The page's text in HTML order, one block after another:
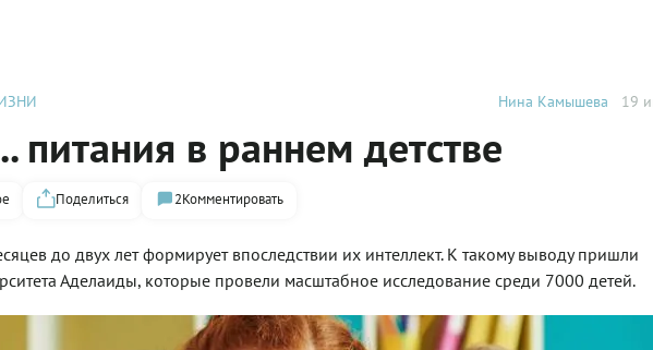
Нина Камышева 19
питания в раннем детстве
Поделиться 2Комментировать
до двух лет формирует впоследствии их интеллект. К такому выводу пришли
Аделаиды, которые провели масштабное исследование среди 7000 детей.